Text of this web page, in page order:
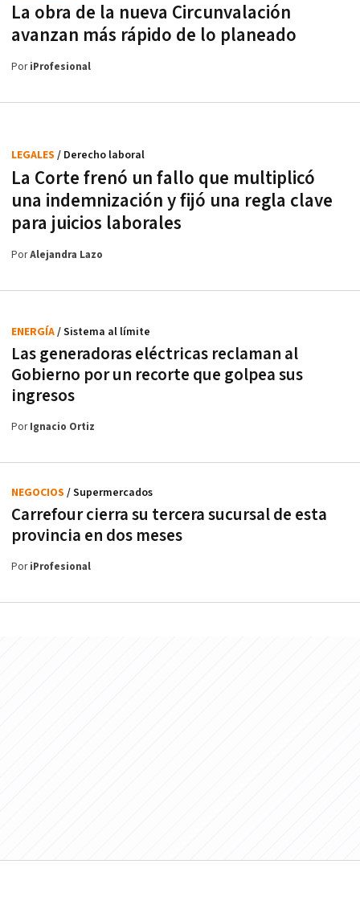
La obra de la nueva Circunvalación
avanzan más rápido de lo planeado
PoriProfesional
La Corte frenó un fallo que multiplicó
una indemnización y fijó una regla clave
para juicios laborales
LEGALES / Derecho laboral
PorAlejandra Lazo
Las generadoras eléctricas reclaman al
Gobierno por un recorte que golpea sus
ingresos
ENERGÍA/ Sistema al límite
PorIgnacio Ortiz
Carrefour cierra su tercera sucursal de esta
provincia en dos meses
NEGOCIOS / Supermercados
PoriProfesional